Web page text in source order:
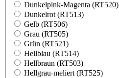
Dunkelpink-Magenta (RT520)
Dunkelrot (RT513)
Gelb (RT506)
Grau (RT505)
Grün (RT521)
Hellblau (RT514)
Hellbraun (RT503)
Hellgrau-meliert (RT525)